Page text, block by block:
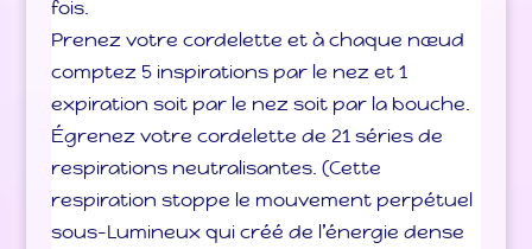
fois.
Prenez votre cordelette et à chaque nœud
comptez 5 inspirations par le nez et 1
expiration soit par le nez soit par la bouche.
Égrenez votre cordelette de 21 séries de
respirations neutralisantes. (Cette
respiration stoppe le mouvement perpétuel
sous-Lumineux qui créé de l’énergie dense